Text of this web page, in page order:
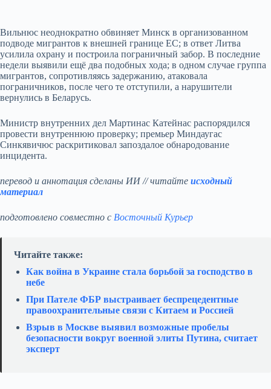
Вильнюс неоднократно обвиняет Минск в организованном
подводе мигрантов к внешней границе ЕС; в ответ Литва
усилила охрану и построила пограничный забор. В последние
недели выявили ещё два подобных хода; в одном случае группа
мигрантов, сопротивляясь задержанию, атаковала
пограничников, после чего те отступили, а нарушители
вернулись в Беларусь.
Министр внутренних дел Мартинас Катейнас распорядился
провести внутреннюю проверку; премьер Миндаугас
Синкявичюс раскритиковал запоздалое обнародование
инцидента.
перевод и аннотация сделаны ИИ // читайте исходный
материал
подготовлено совместно с Восточный Курьер
Читайте также:
Как война в Украине стала борьбой за господство в
небе
При Пателе ФБР выстраивает беспрецедентные
правоохранительные связи с Китаем и Россией
Взрыв в Москве выявил возможные пробелы
безопасности вокруг военной элиты Путина, считает
эксперт